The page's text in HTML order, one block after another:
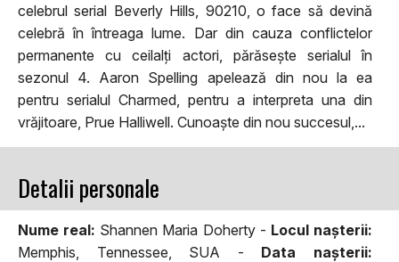
celebrul serial Beverly Hills, 90210, o face să devină
celebră în întreaga lume. Dar din cauza conflictelor
permanente cu ceilalți actori, părăsește serialul în
sezonul 4. Aaron Spelling apelează din nou la ea
pentru serialul Charmed, pentru a interpreta una din
vrăjitoare, Prue Halliwell. Cunoaște din nou succesul,...
Detalii personale
Nume real: Shannen Maria Doherty - Locul naşterii:
Memphis, Tennessee, SUA - Data naşterii: